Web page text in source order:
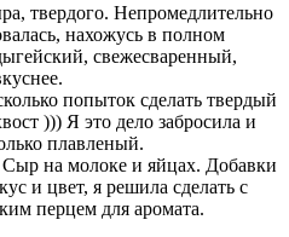
твердого. Непромедлительно
нахожусь в полном
свежесваренный,
попыток сделать твердый
))) Я это дело забросила и
плавленый.
на молоке и яйцах. Добавки
и цвет, я решила сделать с
перцем для аромата.